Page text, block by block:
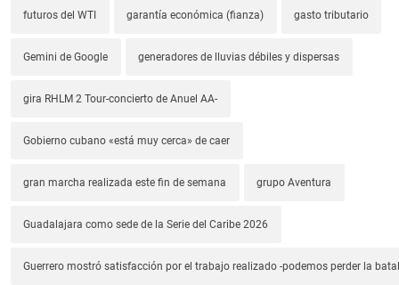
futuros del WTI garantía económica (fianza) gasto tributario
Gemini de Google generadores de lluvias débiles y dispersas
gira RHLM 2 Tour-concierto de Anuel AA-
Gobierno cubano «está muy cerca» de caer
gran marcha realizada este fin de semana grupo Aventura
Guadalajara como sede de la Serie del Caribe 2026
Guerrero mostró satisfacción por el trabajo realizado -podemos perder la